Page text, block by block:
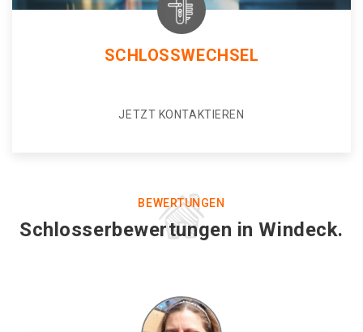
SCHLOSSWECHSEL
JETZT KONTAKTIEREN
BEWERTUNGEN
Schlosserbewertungen in Windeck.